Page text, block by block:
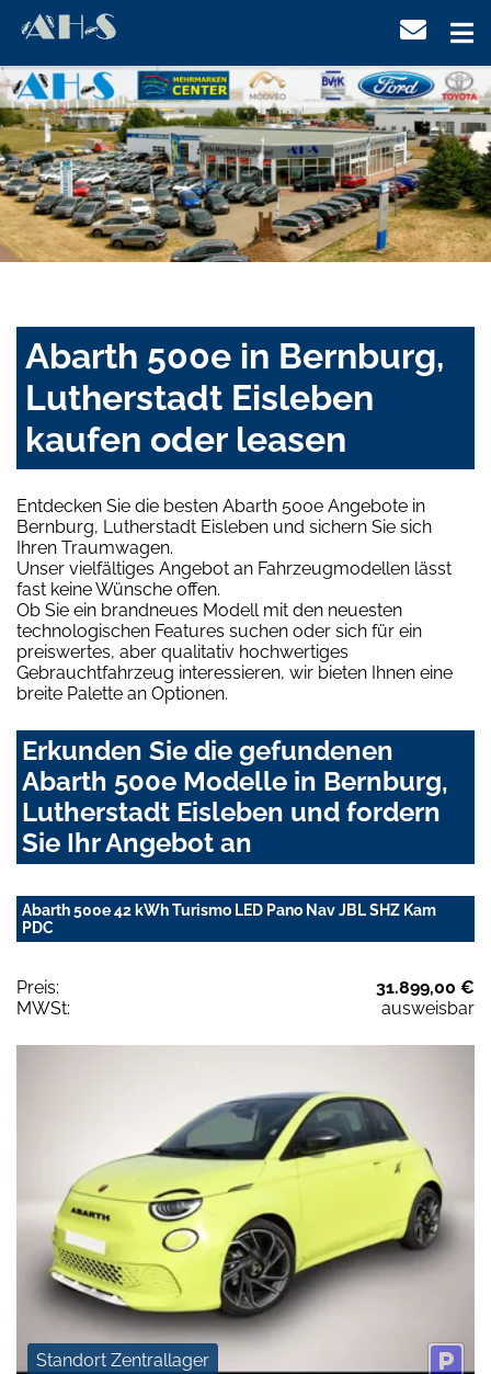
Abarth 500e in Bernburg,
Lutherstadt Eisleben
kaufen oder leasen
Entdecken Sie die besten Abarth 500e Angebote in
Bernburg, Lutherstadt Eisleben und sichern Sie sich
Ihren Traumwagen.
Unser vielfältiges Angebot an Fahrzeugmodellen lässt
fast keine Wünsche offen.
Ob Sie ein brandneues Modell mit den neuesten
technologischen Features suchen oder sich für ein
preiswertes, aber qualitativ hochwertiges
Gebrauchtfahrzeug interessieren, wir bieten Ihnen eine
breite Palette an Optionen.
Erkunden Sie die gefundenen
Abarth 500e Modelle in Bernburg,
Lutherstadt Eisleben und fordern
Sie Ihr Angebot an
Abarth 500e 42 kWh Turismo LED Pano Nav JBL SHZ Kam
PDC
Preis:
31.899,00 €
MWSt:
ausweisbar
Standort Zentrallager